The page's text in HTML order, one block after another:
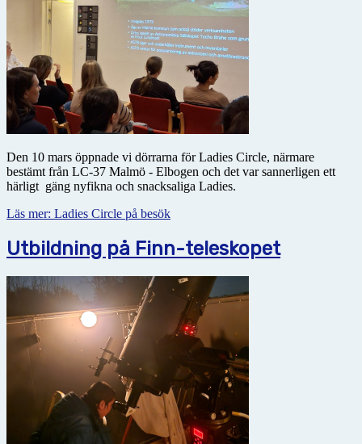
Den 10 mars öppnade vi dörrarna för Ladies Circle, närmare
bestämt från LC-37 Malmö - Elbogen och det var sannerligen ett
härligt gäng nyfikna och snacksaliga Ladies.
Läs mer: Ladies Circle på besök
Utbildning på Finn-teleskopet